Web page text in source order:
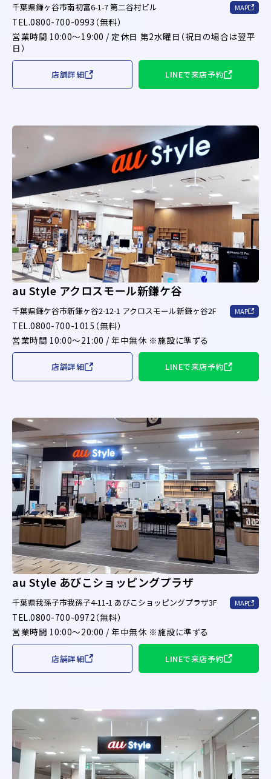
千葉県鎌ヶ谷市南初富6-1-7 第二谷村ビル MAP
TEL.0800-700-0993（無料）
営業時間 10:00～19:00 / 定休日 第2水曜日（祝日の場合は翌平
日）
店舗詳細 LINEで来店予約
au Style アクロスモール新鎌ケ谷
千葉県鎌ケ谷市新鎌ヶ谷2-12-1 アクロスモール新鎌ヶ谷2F MAP
TEL.0800-700-1015（無料）
営業時間 10:00～21:00 / 年中無休 ※施設に準ずる
店舗詳細 LINEで来店予約
au Style あびこショッピングプラザ
千葉県我孫子市我孫子4-11-1 あびこショッピングプラザ3F MAP
TEL.0800-700-0972（無料）
営業時間 10:00～20:00 / 年中無休 ※施設に準ずる
店舗詳細 LINEで来店予約